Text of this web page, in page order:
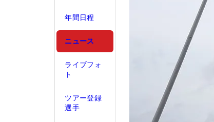
年間日程
ニュース
ライブフォ
ト
ツアー登録
選手